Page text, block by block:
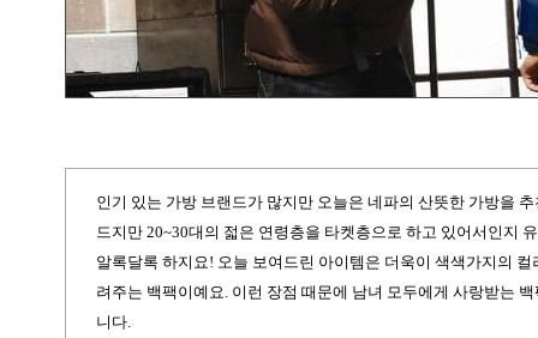
인기 있는 가방 브랜드가 많지만 오늘은 네파의 산뜻한 가방을
드지만 20~30대의 젋은 연령층을 타켓층으로 하고 있어서인지
알록달록 하지요! 오늘 보여드린 아이템은 더욱이 색색가지의
려주는 백팩이예요. 이런 장점 때문에 남녀 모두에게 사랑받는
니다.